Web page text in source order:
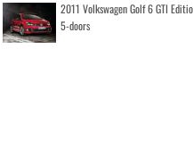
2011 Volkswagen Golf 6 GTI
5-doors